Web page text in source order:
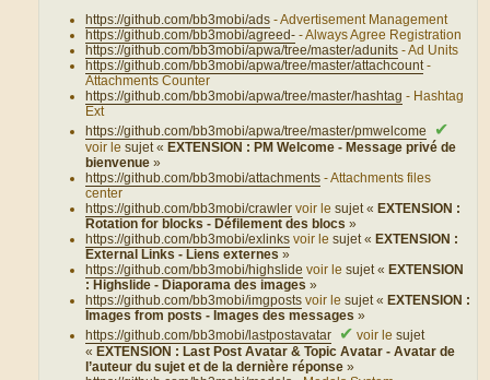
https://github.com/bb3mobi/ads - Advertisement Management
https://github.com/bb3mobi/agreed- - Always Agree Registration
https://github.com/bb3mobi/apwa/tree/master/adunits - Ad Units
https://github.com/bb3mobi/apwa/tree/master/attachcount-
Attachments Counter
https://github.com/bb3mobi/apwa/tree/master/hashtag - Hashtag
Ext
https://github.com/bb3mobi/apwa/tree/master/pmwelcome
✔
voir lesujet « EXTENSION : PM Welcome - Message privé de
bienvenue»
https://github.com/bb3mobi/attachments - Attachments files
center
https://github.com/bb3mobi/crawler voir lesujet « EXTENSION :
Rotation for blocks - Défilement des blocs»
https://github.com/bb3mobi/exlinks voir lesujet « EXTENSION :
External Links - Liens externes»
https://github.com/bb3mobi/highslide voir lesujet « EXTENSION
: Highslide - Diaporama des images»
https://github.com/bb3mobi/imgposts voir lesujet « EXTENSION :
Images from posts - Images des messages»
https://github.com/bb3mobi/lastpostavatar
✔ voir lesujet
« EXTENSION : Last Post Avatar & Topic Avatar - Avatar de
l’auteur du sujet et de la dernière réponse»